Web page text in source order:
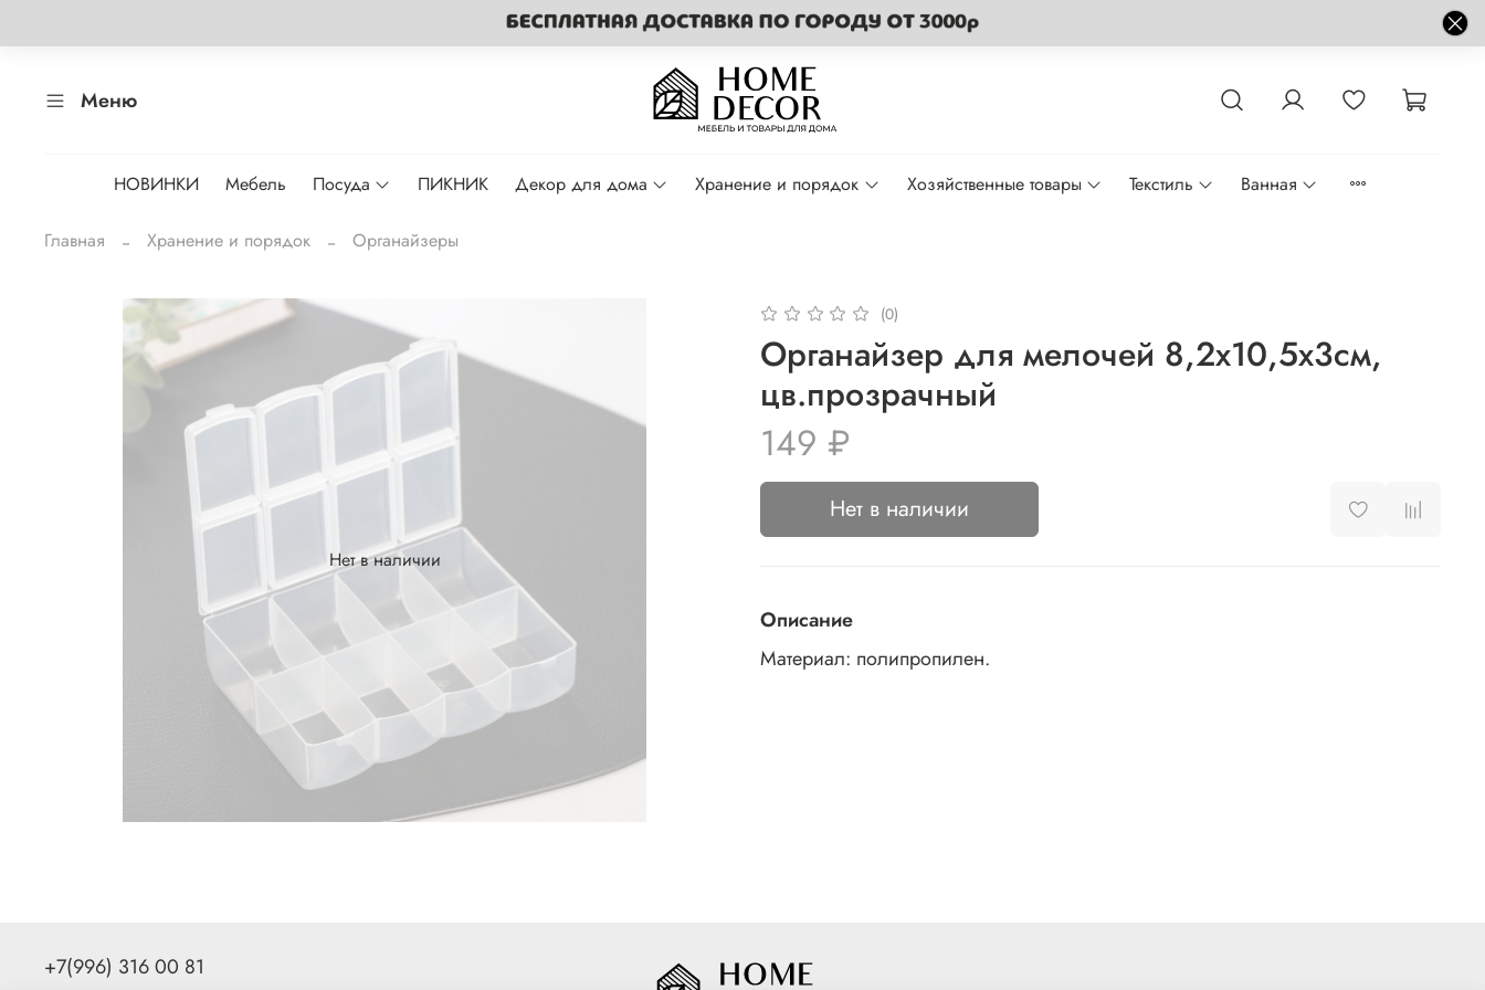
Меню
НОВИНКИ Мебель Посуда ПИКНИК Декор для дома Хранение и порядок Хозяйственные товары Текстиль Ванная
Главная Хранение и порядок Органайзеры
Нет в наличии
(0)
Органайзер для мелочей 8,2х10,5х3см,
цв.прозрачный
149 ₽
Нет в наличии
Описание
Материал: полипропилен.
+7(996) 316 00 81